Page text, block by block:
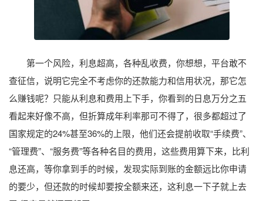
第一个风险，利息超高，各种乱收费，你想想，平台敢不
查征信，说明它完全不考虑你的还款能力和信用状况，那它怎
么赚钱呢？只能从利息和费用上下手，你看到的日息万分之五
看起来好像不高，但折算成年利率那可不得了，很多都超过了
国家规定的24%甚至36%的上限，他们还会提前收取“手续费”、
“管理费”、“服务费”等各种名目的费用，这些费用算下来，比利
息还高，等你拿到手的时候，发现实际到账的金额远比你申请
的要少，但还款的时候却要按全额来还，这利息一下子就上去